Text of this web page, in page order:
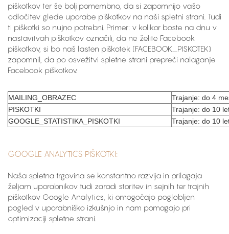
piškotkov ter še bolj pomembno, da si zapomnijo vašo
odločitev glede uporabe piškotkov na naši spletni strani. Tudi
ti piškotki so nujno potrebni. Primer: v kolikor boste na dnu v
nastavitvah piškotkov označili, da ne želite Facebook
piškotkov, si bo naš lasten piškotek (FACEBOOK_PISKOTEK)
zapomnil, da po osvežitvi spletne strani prepreči nalaganje
Facebook piškotkov.
MAILING_OBRAZEC
Trajanje: do 4
PISKOTKI
Trajanje: do 10
GOOGLE_STATISTIKA_PISKOTKI
Trajanje: do 10
GOOGLE ANALYTICS PIŠKOTKI:
Naša spletna trgovina se konstantno razvija in prilagaja
željam uporabnikov tudi zaradi storitev in sejnih ter trajnih
piškotkov Google Analytics, ki omogočajo poglobljen
pogled v uporabniško izkušnjo in nam pomagajo pri
optimizaciji spletne strani.